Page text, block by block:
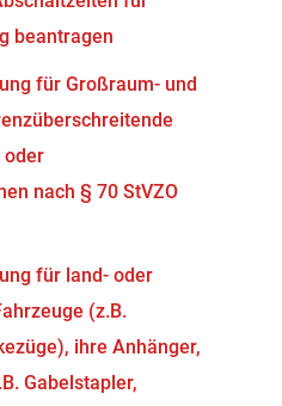
beantragen
für Großraum- und
oder
nach § 70 StVZO
für land- oder
(z.B.
ihre Anhänger,
Gabelstapler,